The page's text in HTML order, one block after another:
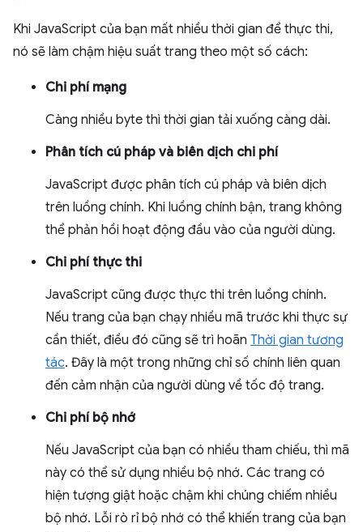
Khi JavaScript của bạn mất nhiều thời gian để thực thi,
nó sẽ làm chậm hiệu suất trang theo một số cách:
Chi phí mạng
Càng nhiều byte thì thời gian tải xuống càng dài.
Phân tích cú pháp và biên dịch chi phí
JavaScript được phân tích cú pháp và biên dịch
trên luồng chính. Khi luồng chính bận, trang không
thể phản hồi hoạt động đầu vào của người dùng.
Chi phí thực thi
JavaScript cũng được thực thi trên luồng chính.
Nếu trang của bạn chạy nhiều mã trước khi thực sự
cần thiết, điều đó cũng sẽ trì hoãn Thời gian tương
tác. Đây là một trong những chỉ số chính liên quan
đến cảm nhận của người dùng về tốc độ trang.
Chi phí bộ nhớ
Nếu JavaScript của bạn có nhiều tham chiếu, thì mã
này có thể sử dụng nhiều bộ nhớ. Các trang có
hiện tượng giật hoặc chậm khi chúng chiếm nhiều
bộ nhớ. Lỗi rò rỉ bộ nhớ có thể khiến trang của bạn